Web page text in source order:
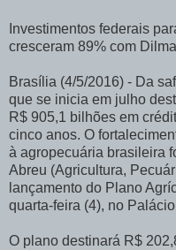
Investimentos federais
cresceram 89% com
Brasília (4/5/2016) - Da
que se inicia em julho
R$ 905,1 bilhões em
cinco anos. O
à agropecuária brasileira
Abreu (Agricultura,
lançamento do Plano
quarta-feira (4), no
O plano destinará R$